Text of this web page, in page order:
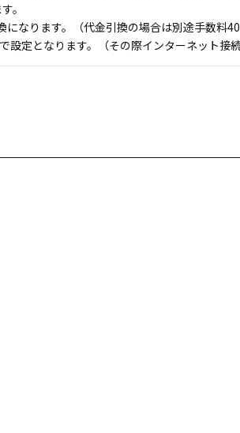
。
なります。（代金引換の場合は別途手数料
定となります。（その際インターネット接